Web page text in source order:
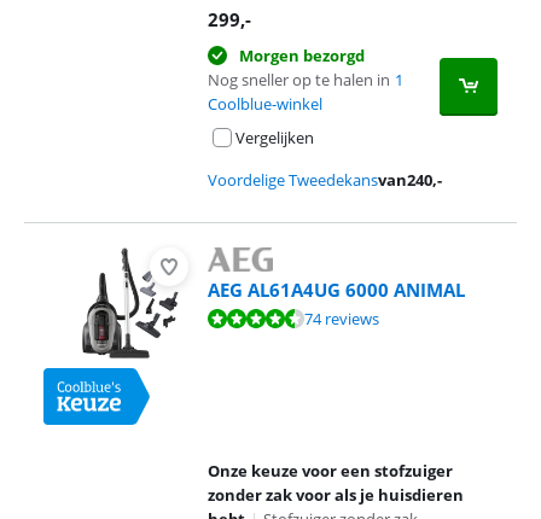
299,-
Morgen bezorgd
Nog sneller op te halen in 1
Coolblue-winkel
Vergelijken
Voordelige Tweedekansvan240,-
AEG AL61A4UG 6000 ANIMAL
Beoordeling is 8,6 van de 10, gebaseerd op 74 reviews.
74 reviews
Onze keuze voor een stofzuiger
zonder zak voor als je huisdieren